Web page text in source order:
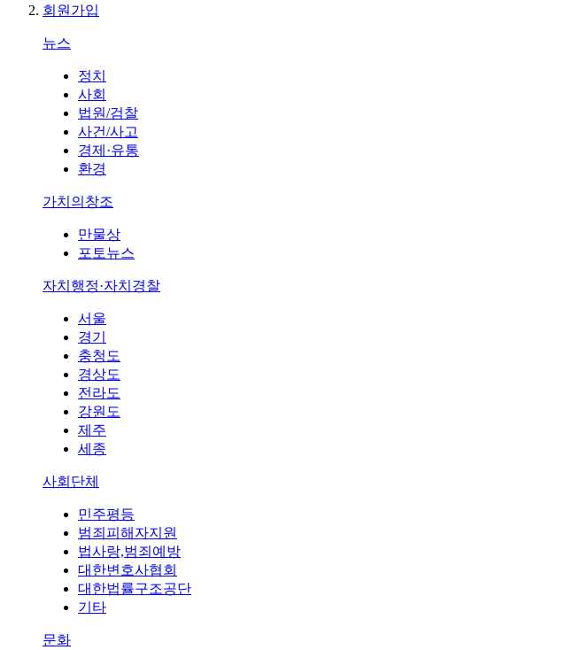
회원가입
뉴스
정치
사회
법원/검찰
사건/사고
경제·유통
환경
가치의창조
만물상
포토뉴스
자치행정·자치경찰
서울
경기
충청도
경상도
전라도
강원도
제주
세종
사회단체
민주평등
범죄피해자지원
법사랑,범죄예방
대한변호사협회
대한법률구조공단
기타
문화